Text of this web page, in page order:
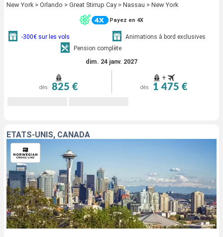
New York > Orlando > Great Stirrup Cay > Nassau > New York
Payez en 4X
-300€ sur les vols
Animations à bord exclusives
Pension complète
dim. 24 janv. 2027
dès 825 €
+
dès 1 475 €
ÉTATS-UNIS, CANADA